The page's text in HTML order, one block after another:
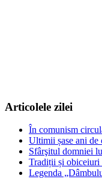
Articolele zilei
În comunism
Ultimii șase ani
Sfârşitul domniei
Tradiții și obiceiuri
Legenda